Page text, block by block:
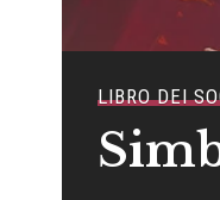
LIBRO DEI